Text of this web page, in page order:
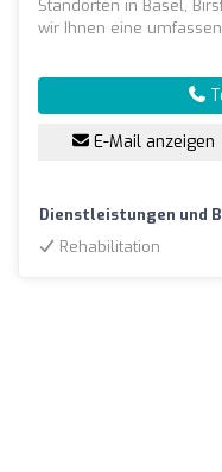
Standorten in Basel,
wir Ihnen eine
E-Mail anzeigen
Dienstleistungen und
Rehabilitation